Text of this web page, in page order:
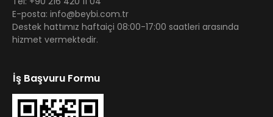
E-posta: info@beybi.com.tr
Destek hattımız haftaiçi 08:00-17:00 saatleri arasında
hizmet vermektedir.
İş Başvuru Formu